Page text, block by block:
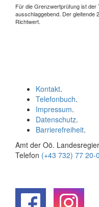
Für die Grenzwertprüfung ist
ausschlaggebend. Der gleitende
Richtwert.
Kontakt.
Telefonbuch.
Impressum.
Datenschutz.
Barrierefreiheit.
Amt der Oö.
Telefon (+43 732) 77 20-0